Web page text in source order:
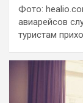
Фото:
авиарейсов
туристам